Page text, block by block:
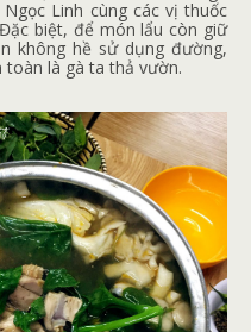
Linh cùng các vị thuốc
biệt, để món lẩu còn giữ
không hề sử dụng đường,
là gà ta thả vườn.